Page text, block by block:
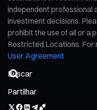
independent professional
investment decisions.
prohibit the use of all or a
Restricted Locations. For
User Agreement
Partilhar